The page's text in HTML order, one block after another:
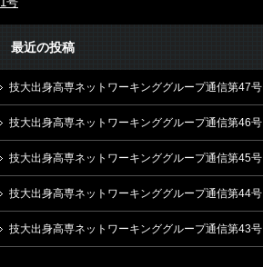
最近の投稿
技大出身高専ネットワーキンググループ通信第47号
技大出身高専ネットワーキンググループ通信第46号
技大出身高専ネットワーキンググループ通信第45号
技大出身高専ネットワーキンググループ通信第44号
技大出身高専ネットワーキンググループ通信第43号